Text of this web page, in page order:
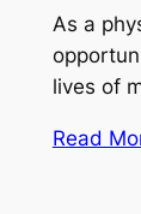
As a
lives of
Read